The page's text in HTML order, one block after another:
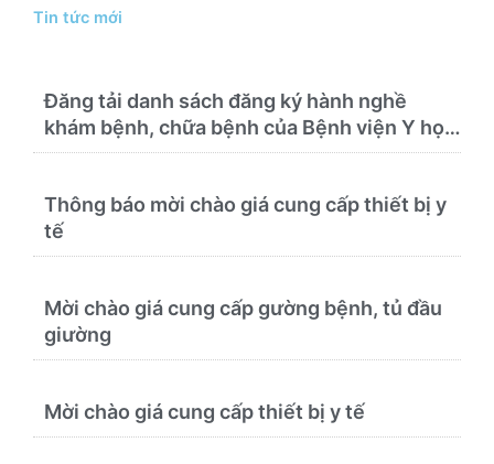
Tin tức mới
Đăng tải danh sách đăng ký hành nghề
khám bệnh, chữa bệnh của Bệnh viện Y học
cổ truyền và Phục hồi chức năng Quy Nhơn
Thông báo mời chào giá cung cấp thiết bị y
tế
Mời chào giá cung cấp gường bệnh, tủ đầu
giường
Mời chào giá cung cấp thiết bị y tế